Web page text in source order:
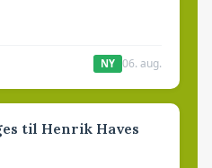
NY 06. aug.
til Henrik Haves